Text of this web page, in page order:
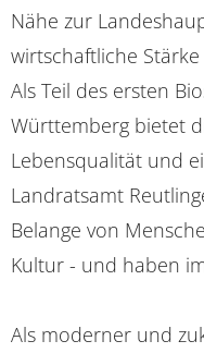
Nähe zur
wirtschaftliche
Als Teil des ersten
Württemberg bietet
Lebensqualität und
Landratsamt
Belange von
Kultur - und haben
Als moderner und